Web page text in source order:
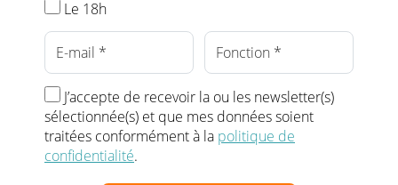
Le 18h
J’accepte de recevoir la ou les newsletter(s)
sélectionnée(s) et que mes données soient
traitées conformément à la politique de
confidentialité.